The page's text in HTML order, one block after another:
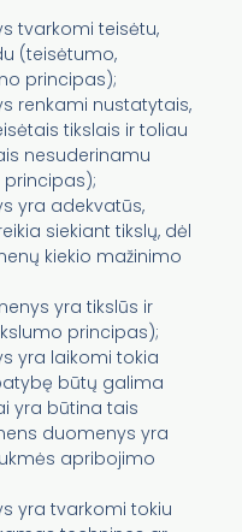
tvarkomi teisėtu,
(teisėtumo,
principas);
renkami nustatytais,
tikslais ir toliau
nesuderinamu
yra adekvatūs,
siekiant tikslų, dėl
kiekio mažinimo
yra tikslūs ir
principas);
yra laikomi tokia
būtų galima
yra būtina tais
duomenys yra
apribojimo
yra tvarkomi tokiu